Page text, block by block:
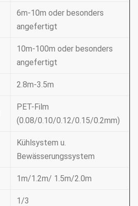
6m-10m oder besonders
angefertigt
10m-100m oder besonders
angefertigt
2.8m-3.5m
PET-Film
(0.08/0.10/0.12/0.15/0.2mm)
Kühlsystem u.
Bewässerungssystem
1m/1.2m/ 1.5m/2.0m
1/3